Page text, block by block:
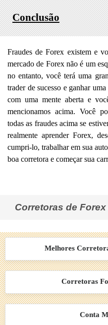
Conclusão
Fraudes de Forex existem e
mercado de Forex não é um
no entanto, você terá uma
trader de sucesso e ganhar
com uma mente aberta e
mencionamos acima. Você
todas as fraudes acima se
realmente aprender Forex,
cumpri-lo, trabalhar em sua
boa corretora e começar sua
Corretoras de
Melhores
Corretoras
Conta